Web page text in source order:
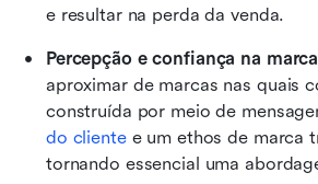
e resultar na perda da venda.
Percepção e confiança na
aproximar de marcas nas quais
construída por meio de
do cliente e um ethos de marca
tornando essencial uma